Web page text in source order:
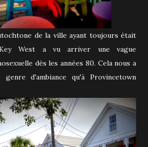
de la ville ayant toujours était
West a vu arriver une vague
dès les années 80. Cela nous a
d'ambiance qu'à Provincetown